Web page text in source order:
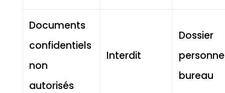
Documents
confidentiels
non
autorisés
Interdit
Dossier
bureau